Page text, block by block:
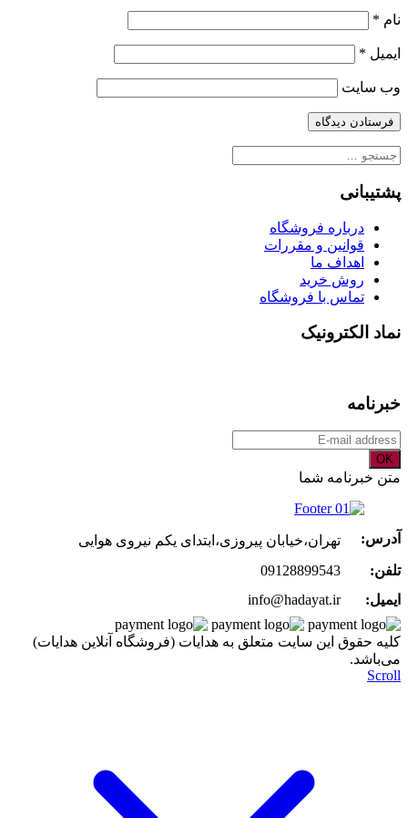
نام *
ایمیل *
وب‌ سایت
جستجو
پشتیبانی
درباره فروشگاه
قوانین و مقررات
اهداف ما
روش خرید
تماس با فروشگاه
نماد الکترونیک
خبرنامه
OK
متن خبرنامه شما
آدرس:
تهران،خیابان پیروزی،ابتدای یکم نیروی هوایی
تلفن:
09128899543
ایمیل:
info@hadayat.ir
کليه حقوق اين سايت متعلق به هدایات (فروشگاه آنلاین هدایات)
می‌باشد.
Scroll